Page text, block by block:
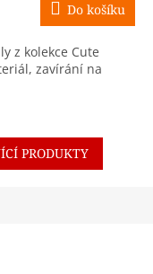
Do košíku
z kolekce Cute
zavírání na
PRODUKTY